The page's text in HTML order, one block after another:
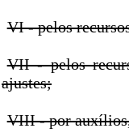
VI - pelos
VII - pelos
ajustes;
VIII - por auxílios,